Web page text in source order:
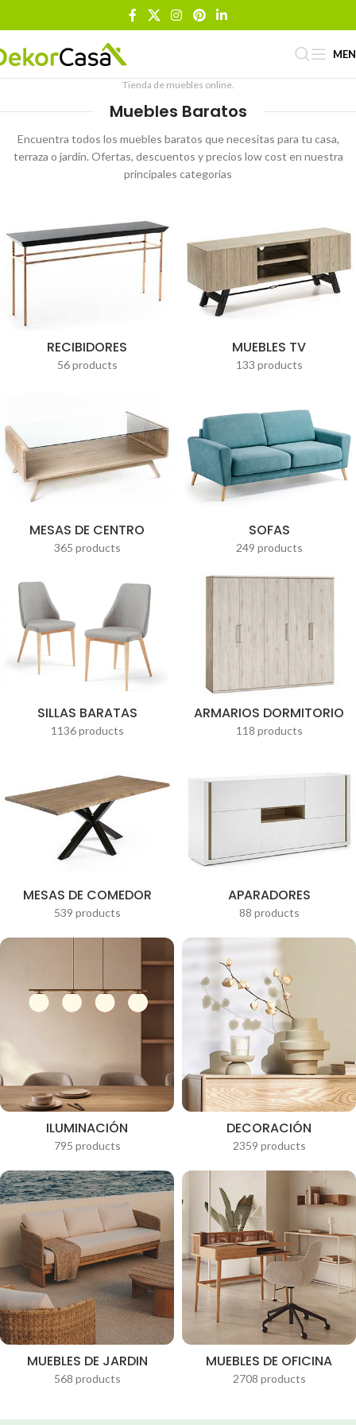
Tienda de muebles online.
Muebles Baratos
Encuentra todos los muebles baratos que necesitas para tu casa,
terraza o jardín. Ofertas, descuentos y precios low cost en nuestra
principales categorias
RECIBIDORES
56 products
MUEBLES TV
133 products
MESAS DE CENTRO
365 products
SOFAS
249 products
SILLAS BARATAS
1136 products
ARMARIOS DORMITORIO
118 products
MESAS DE COMEDOR
539 products
APARADORES
88 products
ILUMINACIÓN
795 products
DECORACIÓN
2359 products
MUEBLES DE JARDIN
568 products
MUEBLES DE OFICINA
2708 products